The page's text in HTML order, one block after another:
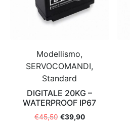
Modellismo,
SERVOCOMANDI,
Standard
DIGITALE 20KG –
WATERPROOF IP67
€45,50 €39,90